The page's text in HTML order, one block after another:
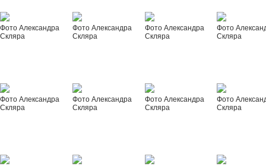
Фото Александра
Скляра
Фото Александра
Скляра
Фото Александра
Скляра
Фото
Скляра
Фото Александра
Скляра
Фото Александра
Скляра
Фото Александра
Скляра
Фото
Скляра